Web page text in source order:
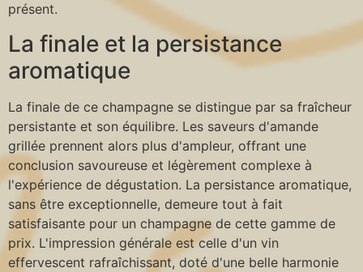
présent.
La finale et la persistance
aromatique
La finale de ce champagne se distingue par sa fraîcheur
persistante et son équilibre. Les saveurs d'amande
grillée prennent alors plus d'ampleur, offrant une
conclusion savoureuse et légèrement complexe à
l'expérience de dégustation. La persistance aromatique,
sans être exceptionnelle, demeure tout à fait
satisfaisante pour un champagne de cette gamme de
prix. L'impression générale est celle d'un vin
effervescent rafraîchissant, doté d'une belle harmonie